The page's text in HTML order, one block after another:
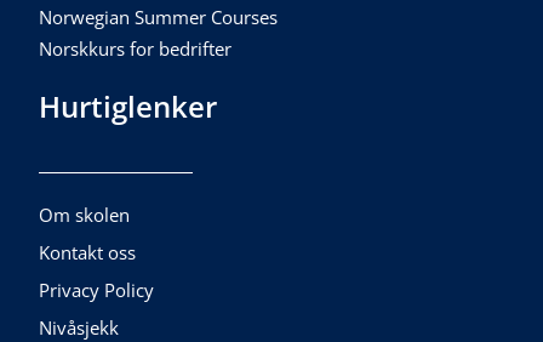
Norwegian Summer Courses
Norskkurs for bedrifter
Hurtiglenker
Om skolen
Kontakt oss
Privacy Policy
Nivåsjekk